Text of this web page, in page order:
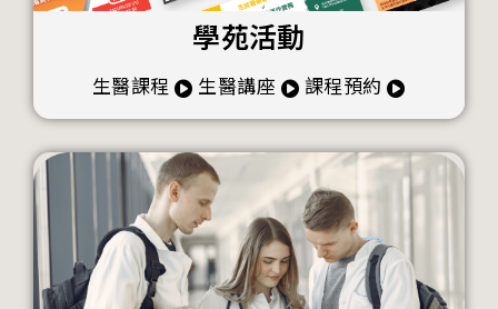
學苑活動
生醫課程 生醫講座 課程預約